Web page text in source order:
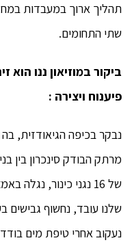
תהליך ארוך במעבדות
שתי התחומים.
ביקור במוזיאון ננו
פיענוח ויצירה :
נבקר בכיפה הגיאודזית, בה
מרתק הבודק סינכרון בין
של 16 נגני כינור,
שלנו עובד, נחשוף גבישים
נעקוב אחרי טיפת מים